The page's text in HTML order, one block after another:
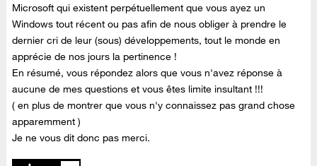
Microsoft qui existent perpétuellement que vous ayez un
Windows tout récent ou pas afin de nous obliger à prendre le
dernier cri de leur (sous) développements, tout le monde en
apprécie de nos jours la pertinence !
En résumé, vous répondez alors que vous n'avez réponse à
aucune de mes questions et vous êtes limite insultant !!!
( en plus de montrer que vous n'y connaissez pas grand chose
apparemment )
Je ne vous dit donc pas merci.